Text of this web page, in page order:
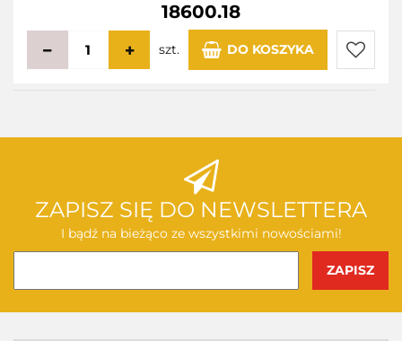
18600.18
szt. DO KOSZYKA
ZAPISZ SIĘ DO NEWSLETTERA
I bądź na bieżąco ze wszystkimi nowościami!